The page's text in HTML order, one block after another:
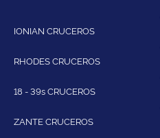
IONIAN CRUCEROS
RHODES CRUCEROS
18 - 39s CRUCEROS
ZANTE CRUCEROS